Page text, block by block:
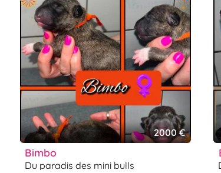
2000 €
bimbo
du paradis des mini bulls